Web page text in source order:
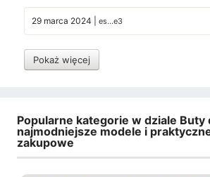
29 marca 2024 es...e3
Pokaż więcej
Popularne kategorie w dziale Buty
najmodniejsze modele i
zakupowe